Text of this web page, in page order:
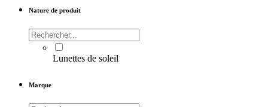
Nature de produit
Lunettes de soleil
Marque